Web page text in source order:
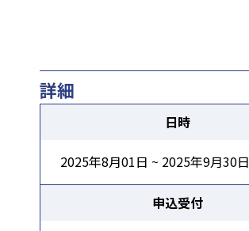
詳細
日時
2025年8月01日 ~ 2025年9月30日
申込受付